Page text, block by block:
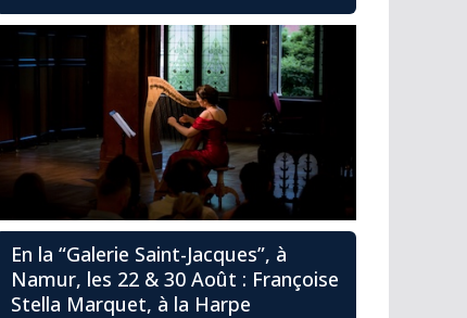
En la “Galerie Saint-Jacques”, à
Namur, les 22 & 30 Août : Françoise
Stella Marquet, à la Harpe